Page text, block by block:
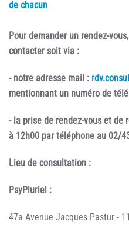
de chacun
Pour demander un rendez-
contacter soit via :
- notre adresse mail :
mentionnant un numéro de
- la prise de rendez-vous et de
à 12h00 par téléphone au 02/
Lieu de consultation :
PsyPluriel :
47a Avenue Jacques Pastur -